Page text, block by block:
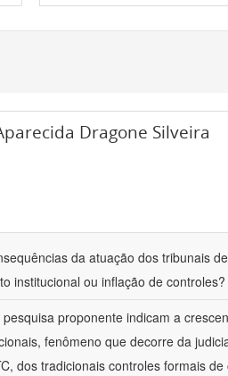
Dragone Silveira
da atuação dos tribunais
institucional ou inflação de controles?
proponente indicam a
fenômeno que decorre da
dos tradicionais controles formais